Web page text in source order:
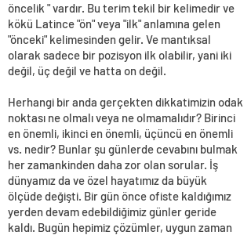
öncelik " vardır. Bu terim tekil bir kelimedir ve
kökü Latince "ön" veya "ilk" anlamına gelen
"önceki" kelimesinden gelir. Ve mantıksal
olarak sadece bir pozisyon ilk olabilir, yani iki
değil, üç değil ve hatta on değil.
Herhangi bir anda gerçekten dikkatimizin odak
noktası ne olmalı veya ne olmamalıdır? Birinci
en önemli, ikinci en önemli, üçüncü en önemli
vs. nedir? Bunlar şu günlerde cevabını bulmak
her zamankinden daha zor olan sorular. İş
dünyamız da ve özel hayatımız da büyük
ölçüde değişti. Bir gün önce ofiste kaldığımız
yerden devam edebildiğimiz günler geride
kaldı. Bugün hepimiz çözümler, uygun zaman